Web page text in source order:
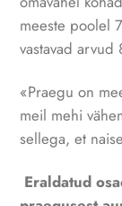
meeste poolel
vastavad
«Praegu on
meil mehi
sellega, et
Eraldatud